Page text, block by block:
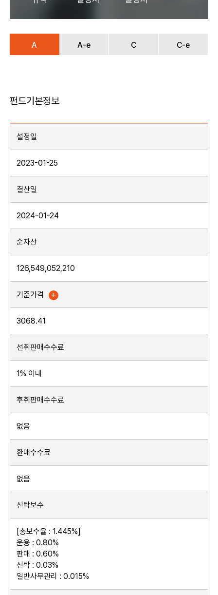
A A-e C C-e
펀드기본정보
설정일
2023-01-25
결산일
2024-01-24
순자산
126,549,052,210
기준가격 +
3068.41
선취판매수수료
1% 이내
후취판매수수료
없음
환매수수료
없음
신탁보수
[총보수율 : 1.445%]
운용 : 0.80%
판매 : 0.60%
신탁 : 0.03%
일반사무관리 : 0.015%